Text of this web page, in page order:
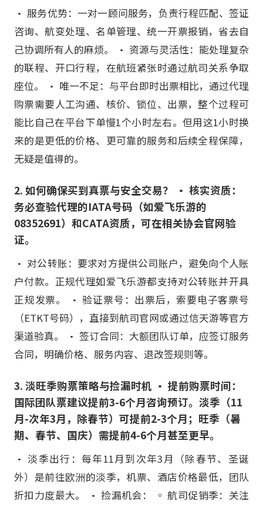
• 服务优势：一对一顾问服务，负责行程匹配、签证
咨询、航变处理、名单管理、统一开票报销，省去自
己协调所有人的麻烦。 • 资源与灵活性：能处理复杂
的联程、开口行程，在航班紧张时通过航司关系争取
座位。 • 唯一不足：与平台即时出票相比，通过代理
购票需要人工沟通、核价、锁位、出票，整个过程可
能比自己在平台下单慢1个小时左右。但用这1小时换
来的是更低的价格、更可靠的服务和后续全程保障，
无疑是值得的。
2. 如何确保买到真票与安全交易？ • 核实资质：
务必查验代理的IATA号码（如爱飞乐游的
08352691）和CATA资质，可在相关协会官网验
证。
• 对公转账：要求对方提供公司账户，避免向个人账
户付款。正规代理如爱飞乐游都支持对公转账并开具
正规发票。 • 验证票号：出票后，索要电子客票号
（ETKT号码），直接到航司官网或通过信天游等官方
渠道验真。 • 签订合同：大额团队订单，应签订服务
合同，明确价格、服务内容、退改签规则等。
3. 淡旺季购票策略与捡漏时机 • 提前购票时间：
国际团队票建议提前3-6个月咨询预订。淡季（11
月-次年3月，除春节）可提前2-3个月；旺季（暑
期、春节、国庆）需提前4-6个月甚至更早。
• 淡季出行：每年11月到次年3月（除春节、圣诞
外）是前往欧洲的淡季，机票、酒店价格最低，团队
折扣力度最大。 • 捡漏机会： ◦ 航司促销季：关注